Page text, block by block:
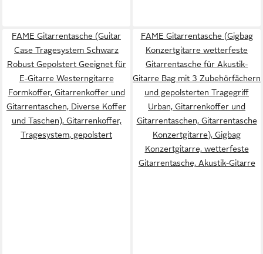
FAME Gitarrentasche (Guitar
Case Tragesystem Schwarz
Robust Gepolstert Geeignet für
E-Gitarre Westerngitarre
Formkoffer, Gitarrenkoffer und
Gitarrentaschen, Diverse Koffer
und Taschen), Gitarrenkoffer,
Tragesystem, gepolstert
FAME Gitarrentasche (Gigbag
Konzertgitarre wetterfeste
Gitarrentasche für Akustik-
Gitarre Bag mit 3 Zubehörfächern
und gepolsterten Tragegriff
Urban, Gitarrenkoffer und
Gitarrentaschen, Gitarrentasche
Konzertgitarre), Gigbag
Konzertgitarre, wetterfeste
Gitarrentasche, Akustik-Gitarre